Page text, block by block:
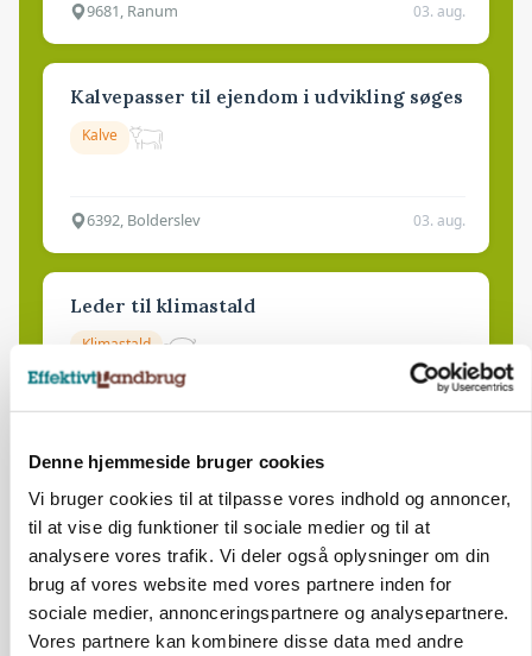
Denne hjemmeside bruger cookies
Vi bruger cookies til at tilpasse vores indhold og annoncer,
til at vise dig funktioner til sociale medier og til at
analysere vores trafik. Vi deler også oplysninger om din
brug af vores website med vores partnere inden for
sociale medier, annonceringspartnere og analysepartnere.
Vores partnere kan kombinere disse data med andre
9681, Ranum 03. aug.
Kalvepasser til ejendom i udvikling søges
Kalve
6392, Bolderslev 03. aug.
Leder til klimastald
Klimastald